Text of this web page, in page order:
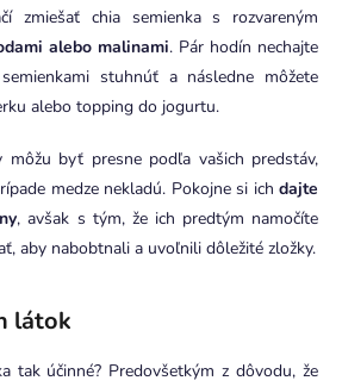
zmiešať chia semienka s rozvareným
alebo malinami. Pár hodín nechajte
stuhnúť a následne môžete
alebo topping do jogurtu.
môžu byť presne podľa vašich predstáv,
medze nekladú. Pokojne si ich dajte
, avšak s tým, že ich predtým namočíte
aby nabobtnali a uvoľnili dôležité zložky.
látok
tak účinné? Predovšetkým z dôvodu, že